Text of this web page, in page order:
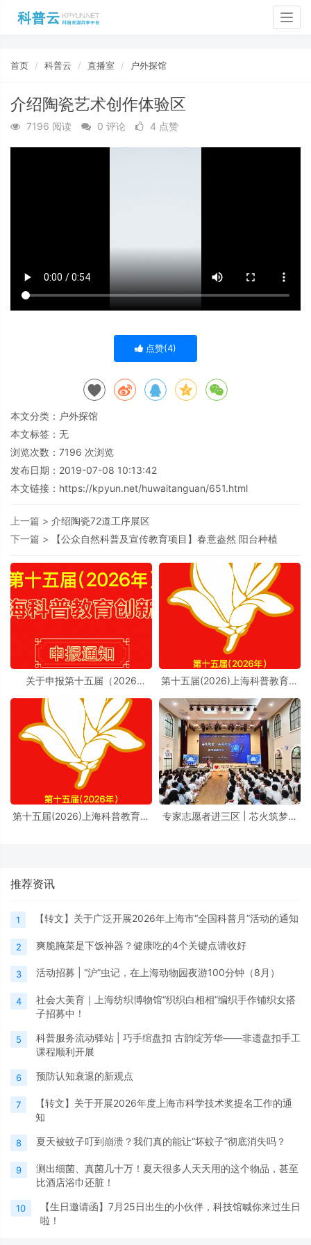
首页 科普云 直播室 户外探馆
介绍陶瓷艺术创作体验区
7196 阅读 0 评论 4 点赞
点赞(4)
本文分类： 户外探馆
本文标签：无
浏览次数： 7196 次浏览
发布日期：2019-07-08 10:13:42
本文链接： https://kpyun.net/huwaitanguan/651.html
上一篇 > 介绍陶瓷72道工序展区
下一篇 >
【公众自然科普及宣传教育项目】春意盎然 阳台种植
关于申报第十五届（2026
知
第十五届(2026)上海科普教育创
第十五届(2026)上海科普教育创
专家志愿者进三区 | 芯火筑梦进
推荐资讯
1 【转文】关于广泛开展2026年上海市“全国科普月”活动的通知
2 爽脆腌菜是下饭神器？健康吃的4个关键点请收好
3 活动招募 | “沪”虫记，在上海动物园夜游100分钟（8月）
4
社会大美育｜上海纺织博物馆“织织白相相”编织手作铺织女搭
子招募中！
5
科普服务流动驿站 | 巧手绾盘扣 古韵绽芳华——非遗盘扣手工
课程顺利开展
6 预防认知衰退的新观点
7
【转文】关于开展2026年度上海市科学技术奖提名工作的通
知
8 夏天被蚊子叮到崩溃？我们真的能让“坏蚊子”彻底消失吗？
9
测出细菌、真菌几十万！夏天很多人天天用的这个物品，甚至
比酒店浴巾还脏！
10
【生日邀请函】7月25日出生的小伙伴，科技馆喊你来过生日
啦！